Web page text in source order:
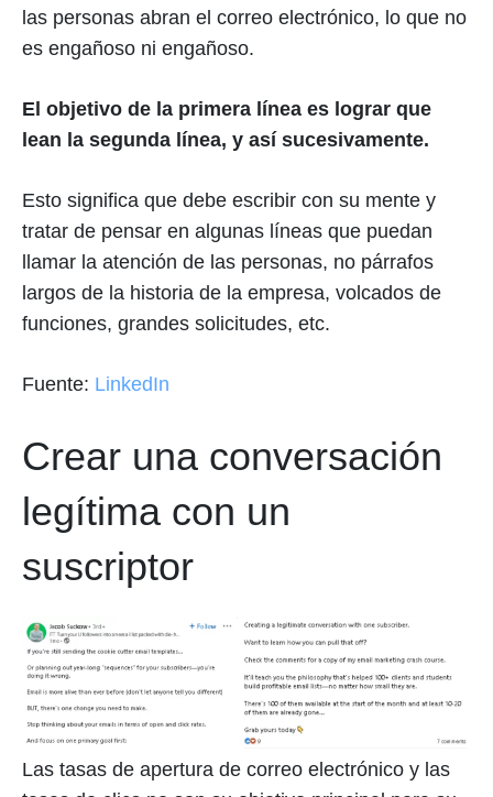
las personas abran el correo electrónico, lo que no
es engañoso ni engañoso.
El objetivo de la primera línea es lograr que
lean la segunda línea, y así sucesivamente.
Esto significa que debe escribir con su mente y
tratar de pensar en algunas líneas que puedan
llamar la atención de las personas, no párrafos
largos de la historia de la empresa, volcados de
funciones, grandes solicitudes, etc.
Fuente: LinkedIn
Crear una conversación
legítima con un
suscriptor
Las tasas de apertura de correo electrónico y las